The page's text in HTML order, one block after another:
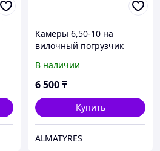
Камеры 6,50-10 на
вилочный погрузчик
В наличии
6 500₸
Купить
ALMATYRES